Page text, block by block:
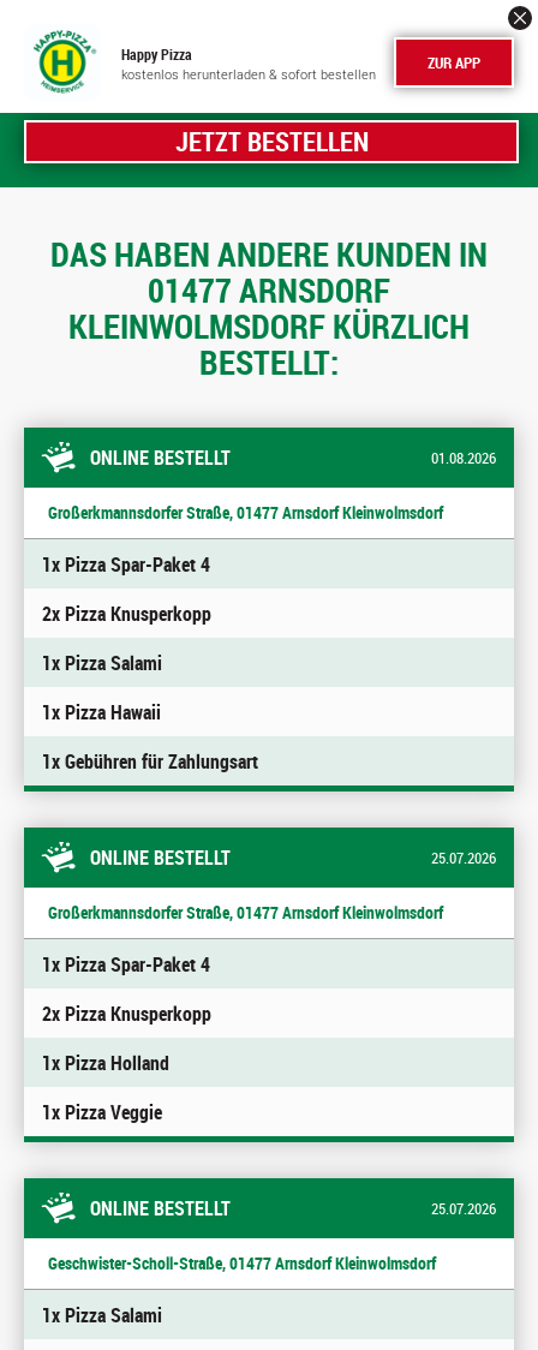
Happy Pizza
kostenlos herunterladen & sofort bestellen ZUR APP
JETZT BESTELLEN
DAS HABEN ANDERE KUNDEN IN
01477 ARNSDORF
KLEINWOLMSDORF KÜRZLICH
BESTELLT:
ONLINE BESTELLT 01.08.2026
Großerkmannsdorfer Straße, 01477 Arnsdorf Kleinwolmsdorf
1x Pizza Spar-Paket 4
2x Pizza Knusperkopp
1x Pizza Salami
1x Pizza Hawaii
1x Gebühren für Zahlungsart
ONLINE BESTELLT 25.07.2026
Großerkmannsdorfer Straße, 01477 Arnsdorf Kleinwolmsdorf
1x Pizza Spar-Paket 4
2x Pizza Knusperkopp
1x Pizza Holland
1x Pizza Veggie
ONLINE BESTELLT 25.07.2026
Geschwister-Scholl-Straße, 01477 Arnsdorf Kleinwolmsdorf
1x Pizza Salami